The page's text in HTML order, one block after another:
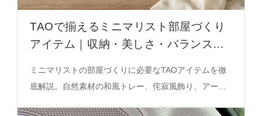
TAOで揃えるミニマリスト部屋づくり
アイテム｜収納・美しさ・バランスの
ミニマリストの部屋づくりに必要なTAOアイテムを徹
底解説。自然素材の和風トレー、侘寂風飾り、アート